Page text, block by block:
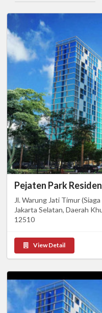
Pejaten Park
Jl. Warung Jati Timur
Jakarta Selatan, Daerah
12510
View Detail